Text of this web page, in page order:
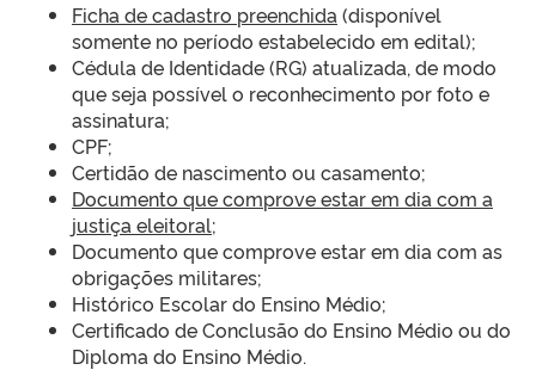
Ficha de cadastro preenchida (disponível
somente no período estabelecido em edital);
Cédula de Identidade (RG) atualizada, de modo
que seja possível o reconhecimento por foto e
assinatura;
CPF;
Certidão de nascimento ou casamento;
Documento que comprove estar em dia com a
justiça eleitoral;
Documento que comprove estar em dia com as
obrigações militares;
Histórico Escolar do Ensino Médio;
Certificado de Conclusão do Ensino Médio ou do
Diploma do Ensino Médio.